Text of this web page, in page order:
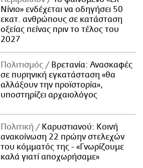
Νίνιο» ενδέχεται να οδηγήσει 50
εκατ. ανθρώπους σε κατάσταση
οξείας πείνας πριν το τέλος του
2027
Πολιτισμός
Βρετανία: Ανασκαφές
σε πυρηνική εγκατάσταση «θα
αλλάξουν την προϊστορία»,
υποστηρίζει αρχαιολόγος
Πολιτική
Καρυστιανού: Κοινή
ανακοίνωση 22 πρώην στελεχών
του κόμματός της - «Γνωρίζουμε
καλά γιατί αποχωρήσαμε»